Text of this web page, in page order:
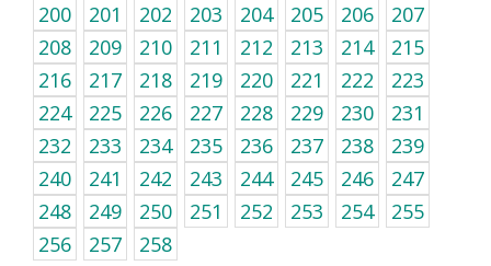
200
201 202 203 204 205 206
207
208
209 210 211 212 213 214
215
216
217 218 219 220 221 222
223
224
225 226 227 228 229 230
231
232
233 234 235 236 237 238
239
240
241 242 243 244 245 246
247
248
249 250 251 252 253 254
255
256
257 258